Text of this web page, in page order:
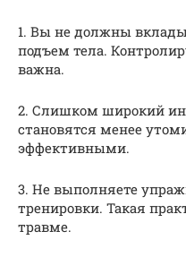
1. Вы не должны
подъем тела.
важна.
2. Слишком широкий
становятся менее
эффективными.
3. Не выполняете
тренировки. Такая
травме.